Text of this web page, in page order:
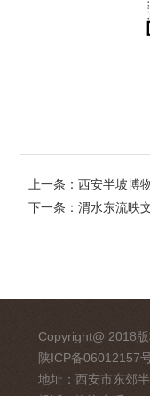
上一条：西安半坡博
下一条：渭水东流映
Copyright@ 2018
陕ICP备06012157
地址：西安市东郊